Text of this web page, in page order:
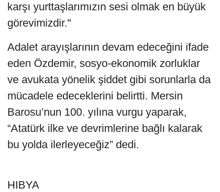
karşı yurttaşlarımızın sesi olmak en büyük
görevimizdir."
Adalet arayışlarının devam edeceğini ifade
eden Özdemir, sosyo-ekonomik zorluklar
ve avukata yönelik şiddet gibi sorunlarla da
mücadele edeceklerini belirtti. Mersin
Barosu’nun 100. yılına vurgu yaparak,
“Atatürk ilke ve devrimlerine bağlı kalarak
bu yolda ilerleyeceğiz” dedi.
HIBYA